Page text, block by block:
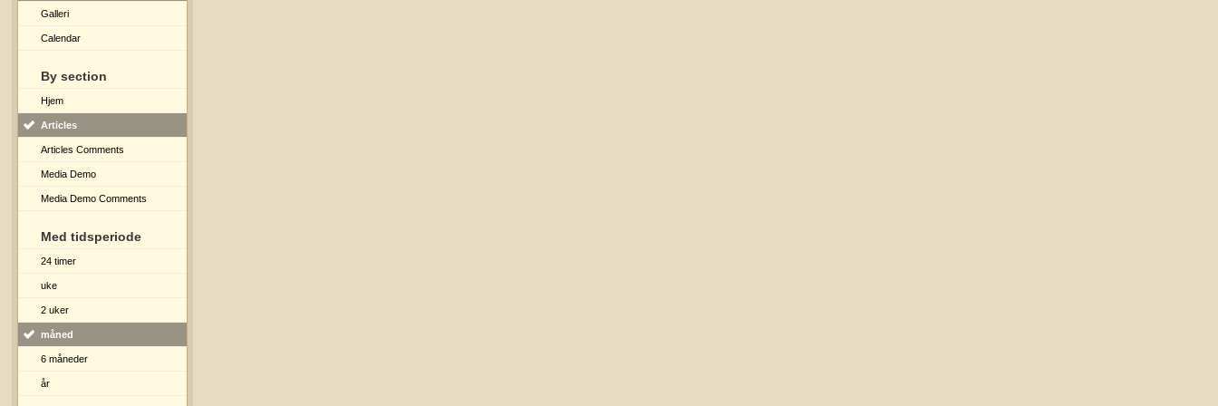
Galleri
Calendar
By section
Hjem
Articles
Articles Comments
Media Demo
Media Demo Comments
Med tidsperiode
24 timer
uke
2 uker
måned
6 måneder
år